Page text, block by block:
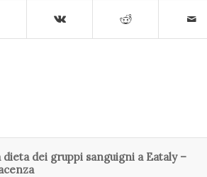
dieta dei gruppi sanguigni a Eataly –